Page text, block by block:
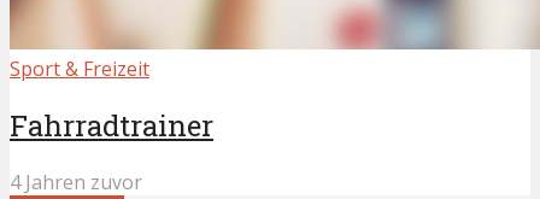
Sport & Freizeit
Fahrradtrainer
4 Jahren zuvor